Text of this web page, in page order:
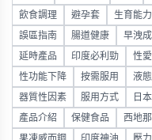
飲食調理 避孕套 生育能力
誤區指南 腸道健康 早洩
延時產品 印度必利勁 性
性功能下降 按需服用 液
器質性因素 服用方式 日
產品介紹 保健食品 西地